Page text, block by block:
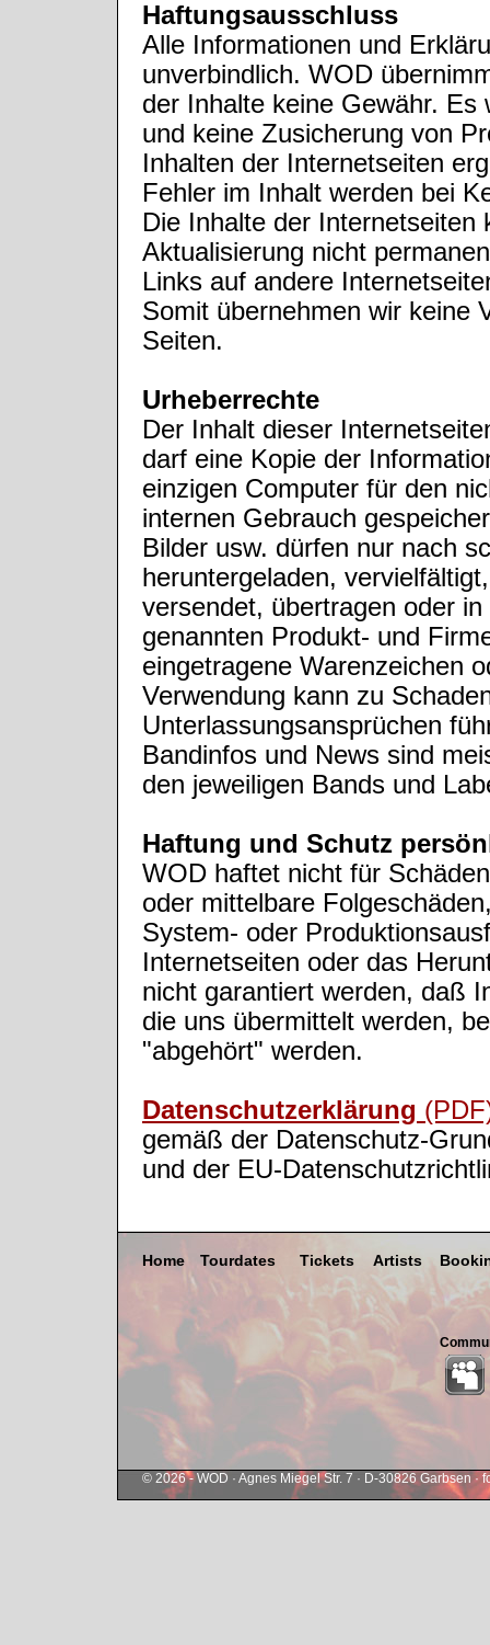
Haftungsausschluss
Alle Informationen und
unverbindlich. WOD
der Inhalte keine Gewähr.
und keine Zusicherung von
Inhalten der Internetseiten
Fehler im Inhalt werden bei
Die Inhalte der Internetseiten
Aktualisierung nicht
Links auf andere
Somit übernehmen wir keine
Seiten.
Urheberrechte
Der Inhalt dieser
darf eine Kopie der
einzigen Computer für den
internen Gebrauch
Bilder usw. dürfen nur nach
heruntergeladen,
versendet, übertragen oder
genannten Produkt- und
eingetragene Warenzeichen
Verwendung kann zu
Unterlassungsansprüchen
Bandinfos und News sind
den jeweiligen Bands und
Haftung und Schutz
WOD haftet nicht für
oder mittelbare
System- oder
Internetseiten oder das
nicht garantiert werden, daß
die uns übermittelt werden,
"abgehört" werden.
Datenschutzerklärung
gemäß der Datenschutz-
und der EU-
Home Tourdates Tickets Artists
© 2026 - WOD · Agnes Miegel Str. 7 · D-30826